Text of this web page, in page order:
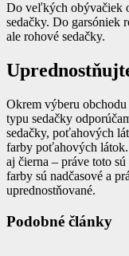
Do veľkých obývačiek
sedačky. Do garsóniek
ale rohové sedačky.
Okrem výberu
typu sedačky
sedačky, poťahových
farby poťahových látok.
aj čierna – práve toto
farby sú nadčasové a
uprednostňované.
Podobné články